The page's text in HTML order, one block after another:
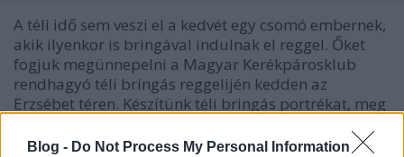
Blog - Do Not Process My Personal Information
A téli idő sem veszi el a kedvét egy csomó embernek,
akik ilyenkor is bringával indulnak el reggel. Őket
fogjuk megünnepelni a Magyar Kerékpárosklub
rendhagyó téli bringás reggelijén kedden az
Erzsébet téren. Készítünk téli bringás portrékat, meg